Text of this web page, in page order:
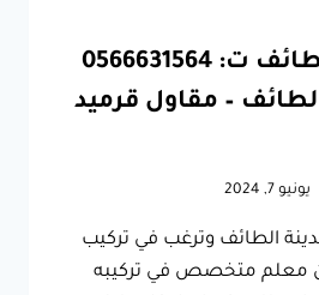
معلم قرميد الطائف ت: 0566631564
– مقاول قرميد
يونيو 7, 2024
الطائف وترغب في تركيب
معلم متخصص في تركيبه